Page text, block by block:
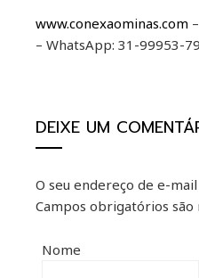
www.conexaominas.com –
– WhatsApp: 31-99953-
DEIXE UM
O seu endereço de e-
Campos obrigatórios são
Nome